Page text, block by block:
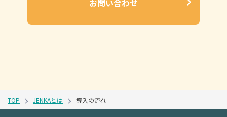
TOP JENKAとは 導入の流れ